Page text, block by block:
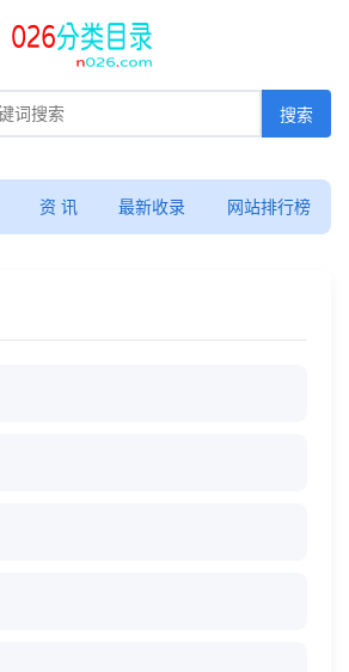
资 讯 最新收录 网站排行榜